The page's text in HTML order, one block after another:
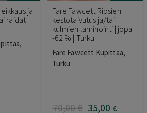
ja
raidat |
Fare Fawcett Ripsien
kestotaivutus ja/tai
kulmien laminointi | jopa
-62 % | Turku
Fare Fawcett Kupittaa,
Turku
70,00€ 35,00 €